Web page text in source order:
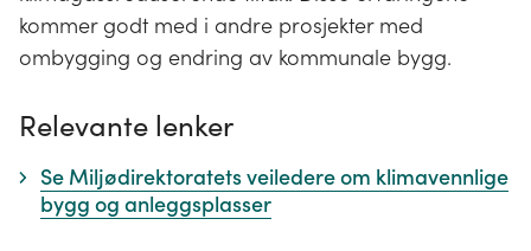
kommer godt med i andre prosjekter med
ombygging og endring av kommunale bygg.
Relevante lenker
Se Miljødirektoratets veiledere om klimavennlige
bygg og anleggsplasser